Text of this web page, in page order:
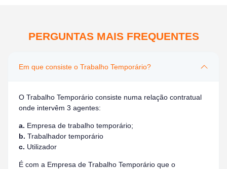
PERGUNTAS MAIS FREQUENTES
Em que consiste o Trabalho Temporário?
O Trabalho Temporário consiste numa relação contratual
onde intervêm 3 agentes:
a. Empresa de trabalho temporário;
b. Trabalhador temporário
c. Utilizador
É com a Empresa de Trabalho Temporário que o